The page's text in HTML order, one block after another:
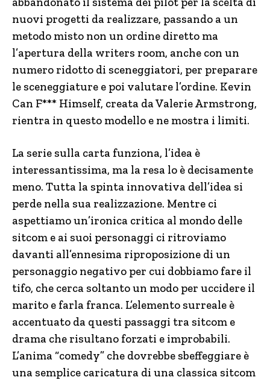
nuovi progetti da realizzare, passando a un
metodo misto non un ordine diretto ma
l’apertura della writers room, anche con un
numero ridotto di sceneggiatori, per preparare
le sceneggiature e poi valutare l’ordine. Kevin
Can F*** Himself, creata da Valerie Armstrong,
rientra in questo modello e ne mostra i limiti.
La serie sulla carta funziona, l’idea è
interessantissima, ma la resa lo è decisamente
meno. Tutta la spinta innovativa dell’idea si
perde nella sua realizzazione. Mentre ci
aspettiamo un’ironica critica al mondo delle
sitcom e ai suoi personaggi ci ritroviamo
davanti all’ennesima riproposizione di un
personaggio negativo per cui dobbiamo fare il
tifo, che cerca soltanto un modo per uccidere il
marito e farla franca. L’elemento surreale è
accentuato da questi passaggi tra sitcom e
drama che risultano forzati e improbabili.
L’anima “comedy” che dovrebbe sbeffeggiare è
una semplice caricatura di una classica sitcom